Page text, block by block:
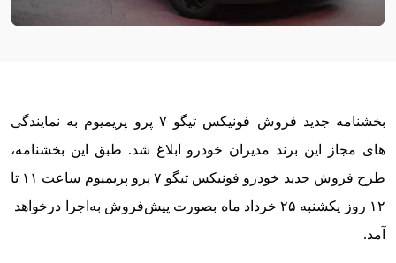
بخشنامه جدید فروش فونیکس تیگو ۷ پرو پریمیوم به نمایندگی
های مجاز این برند مدیران خودرو ابلاغ شد. طبق این بخشنامه،
طرح فروش جدید خودرو فونیکس تیگو ۷ پرو پریمیوم ساعت ۱۱ تا
۱۲ روز یکشنبه ۲۵ خرداد ماه بصورت پیش‌فروش به‌اجرا درخواهد
آمد.